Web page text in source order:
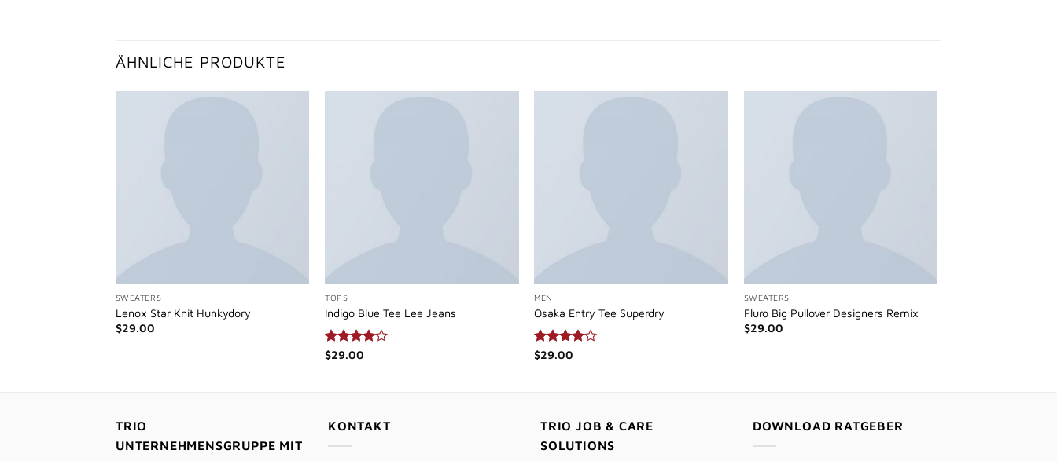
ÄHNLICHE PRODUKTE
SWEATERS
Lenox Star Knit Hunkydory
$29.00
TOPS
Indigo Blue Tee Lee Jeans
Bewertet
$29.00
MEN
Osaka Entry Tee Superdry
Bewertet
$29.00
SWEATERS
Fluro Big Pullover Designers Remix
$29.00
TRIO
UNTERNEHMENSGRUPPE MIT
KONTAKT
TRIO JOB & CARE
SOLUTIONS
DOWNLOAD RATGEBER